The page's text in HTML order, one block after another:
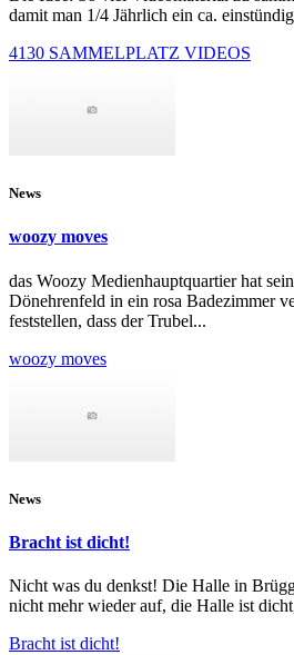
damit man 1/4 Jährlich ein ca.
4130 SAMMELPLATZ VIDEOS
News
woozy moves
das Woozy Medienhauptquartier hat
Dönehrenfeld in ein rosa Badezimmer
feststellen, dass der Trubel...
woozy moves
News
Bracht ist dicht!
Nicht was du denkst! Die Halle in
nicht mehr wieder auf, die Halle ist
Bracht ist dicht!